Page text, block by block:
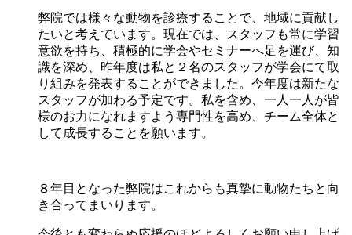
弊院では様々な動物を診療することで、地域に貢献し
たいと考えています。現在では、スタッフも常に学習
意欲を持ち、積極的に学会やセミナーへ足を運び、知
識を深め、昨年度は私と２名のスタッフが学会にて取
り組みを発表することができました。今年度は新たな
スタッフが加わる予定です。私を含め、一人一人が皆
様のお力になれますよう専門性を高め、チーム全体と
して成長することを願います。
８年目となった弊院はこれからも真摯に動物たちと向
き合ってまいります。